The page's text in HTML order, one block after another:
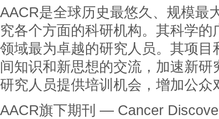
AACR是全球历史最悠久、规模最
究各个方面的科研机构。其科学
领域最为卓越的研究人员。其项
间知识和新思想的交流，加速新
研究人员提供培训机会，增加公众
AACR旗下期刊 — Cancer